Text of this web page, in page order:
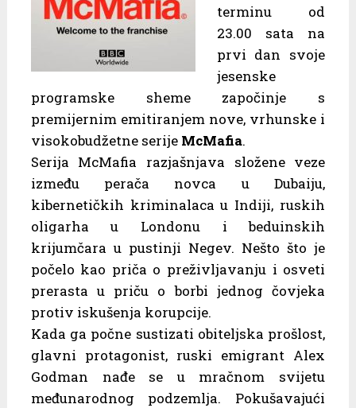
terminu od
23.00 sata na
prvi dan svoje
jesenske
programske sheme započinje s
premijernim emitiranjem nove, vrhunske i
visokobudžetne serije McMafia.
Serija McMafia razjašnjava složene veze
između perača novca u Dubaiju,
kibernetičkih kriminalaca u Indiji, ruskih
oligarha u Londonu i beduinskih
krijumčara u pustinji Negev. Nešto što je
počelo kao priča o preživljavanju i osveti
prerasta u priču o borbi jednog čovjeka
protiv iskušenja korupcije.
Kada ga počne sustizati obiteljska prošlost,
glavni protagonist, ruski emigrant Alex
Godman nađe se u mračnom svijetu
međunarodnog podzemlja. Pokušavajući